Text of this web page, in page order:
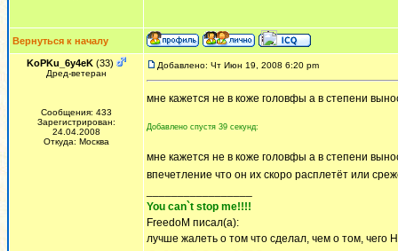
Вернуться к началу
KoPKu_6y4eK (33)
Дред-ветеран
Сообщения: 433
Зарегистрирован:
24.04.2008
Откуда: Москва
Добавлено: Чт Июн 19, 2008 6:20 pm
мне кажется не в коже головфы а в степени
Добавлено спустя 39 секунд:
мне кажется не в коже головфы а в степени
впечетление что он их скоро расплетёт или
You can`t stop me!!!!
FreedoM писал(а):
лучше жалеть о том что сделал, чем о том, чего